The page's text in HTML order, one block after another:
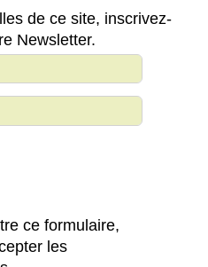
de ce site, inscrivez-
Newsletter.
ce formulaire,
les